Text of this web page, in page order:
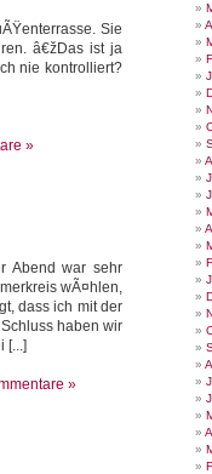
Sie
â€žDas ist ja
nie kontrolliert?
»
Abend war sehr
wÃ¤hlen,
dass ich mit der
haben wir
[...]
»